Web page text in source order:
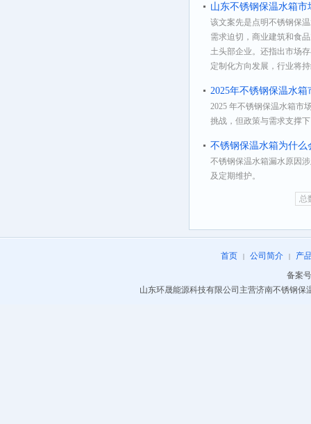
山东不锈钢保温水箱市
该文案先是点明不锈钢保
需求迫切，商业建筑和食
土头部企业。还指出市场
定制化方向发展，行业将
2025年不锈钢保温水箱
2025 年不锈钢保温水箱市
挑战，但政策与需求支撑
不锈钢保温水箱为什么
不锈钢保温水箱漏水原因
及定期维护。
总
首页 | 公司简介 |
产
备案
山东环晟能源科技有限公司主营济南不锈钢